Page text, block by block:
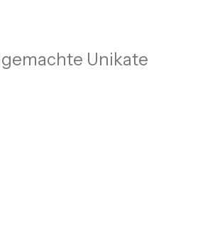
Unikate